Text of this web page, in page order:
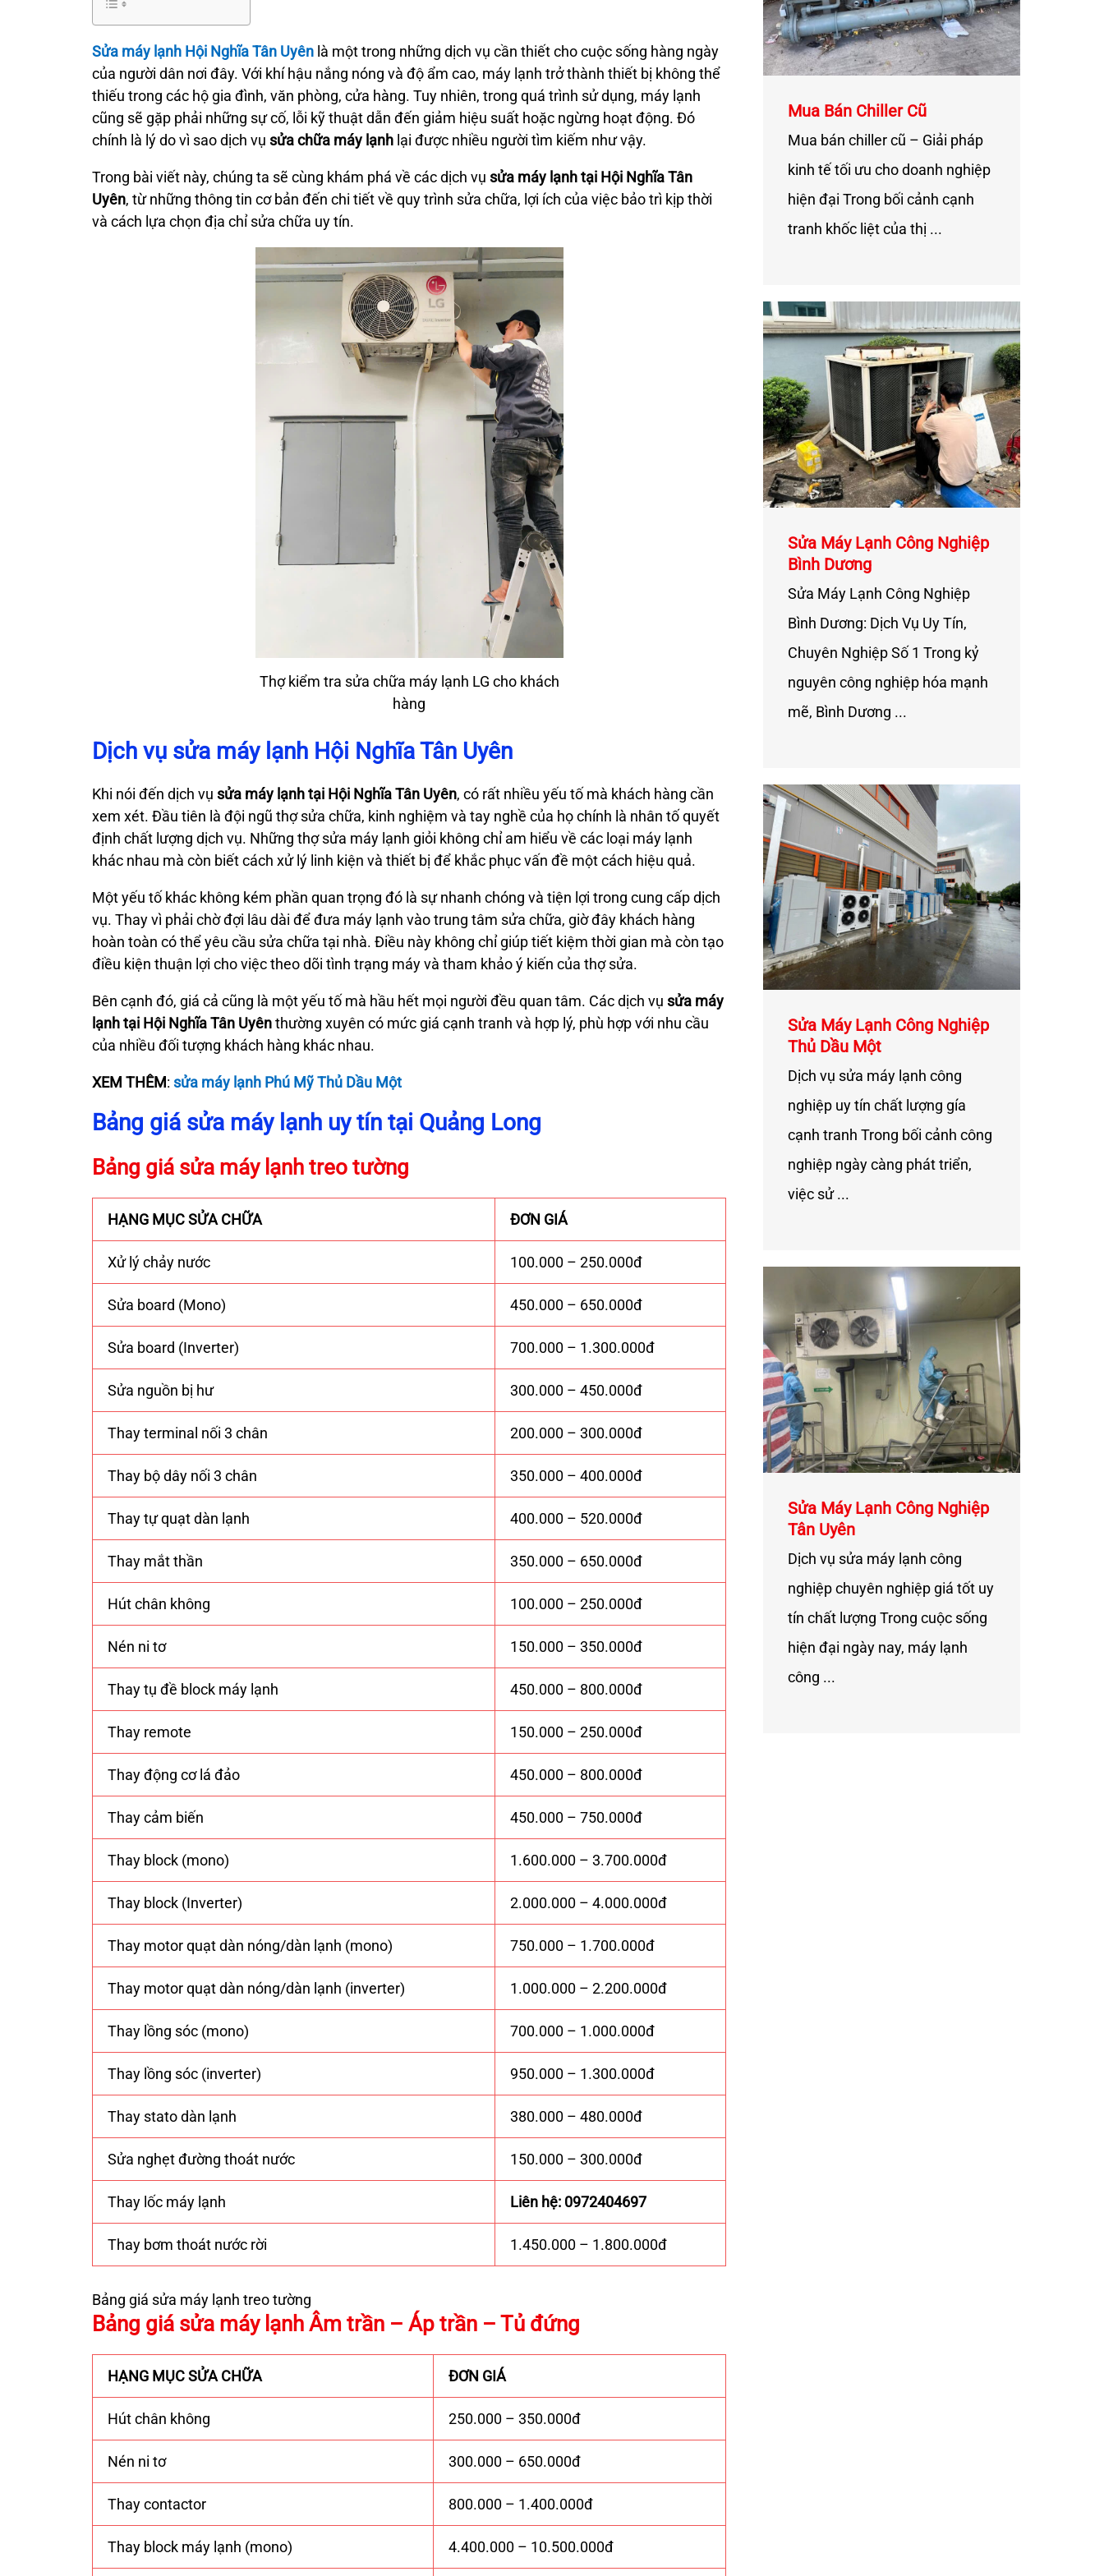
Sửa máy lạnh Hội Nghĩa Tân Uyên là một trong những dịch vụ cần thiết cho cuộc sống hàng ngày
của người dân nơi đây. Với khí hậu nắng nóng và độ ẩm cao, máy lạnh trở thành thiết bị không thể
thiếu trong các hộ gia đình, văn phòng, cửa hàng. Tuy nhiên, trong quá trình sử dụng, máy lạnh
cũng sẽ gặp phải những sự cố, lỗi kỹ thuật dẫn đến giảm hiệu suất hoặc ngừng hoạt động. Đó
chính là lý do vì sao dịch vụ sửa chữa máy lạnh lại được nhiều người tìm kiếm như vậy.
Trong bài viết này, chúng ta sẽ cùng khám phá về các dịch vụ sửa máy lạnh tại Hội Nghĩa Tân
Uyên, từ những thông tin cơ bản đến chi tiết về quy trình sửa chữa, lợi ích của việc bảo trì kịp thời
và cách lựa chọn địa chỉ sửa chữa uy tín.
Thợ kiểm tra sửa chữa máy lạnh LG cho khách
hàng
Dịch vụ sửa máy lạnh Hội Nghĩa Tân Uyên
Khi nói đến dịch vụ sửa máy lạnhtại Hội Nghĩa Tân Uyên, có rất nhiều yếu tố mà khách hàng cần
xem xét. Đầu tiên là đội ngũ thợ sửa chữa, kinh nghiệm và tay nghề của họ chính là nhân tố quyết
định chất lượng dịch vụ. Những thợ sửa máy lạnh giỏi không chỉ am hiểu về các loại máy lạnh
khác nhau mà còn biết cách xử lý linh kiện và thiết bị để khắc phục vấn đề một cách hiệu quả.
Một yếu tố khác không kém phần quan trọng đó là sự nhanh chóng và tiện lợi trong cung cấp dịch
vụ. Thay vì phải chờ đợi lâu dài để đưa máy lạnh vào trung tâm sửa chữa, giờ đây khách hàng
hoàn toàn có thể yêu cầu sửa chữa tại nhà. Điều này không chỉ giúp tiết kiệm thời gian mà còn tạo
điều kiện thuận lợi cho việc theo dõi tình trạng máy và tham khảo ý kiến của thợ sửa.
Bên cạnh đó, giá cả cũng là một yếu tố mà hầu hết mọi người đều quan tâm. Các dịch vụ sửa máy
lạnh tại Hội Nghĩa Tân Uyênthường xuyên có mức giá cạnh tranh và hợp lý, phù hợp với nhu cầu
của nhiều đối tượng khách hàng khác nhau.
XEM THÊM: sửa máy lạnh Phú Mỹ Thủ Dầu Một
Bảng giá sửa máy lạnh uy tín tại Quảng Long
Bảng giá sửa máy lạnh treo tường
HẠNG MỤC SỬA CHỮA ĐƠN GIÁ
Xử lý chảy nước 100.000 – 250.000đ
Sửa board (Mono) 450.000 – 650.000đ
Sửa board (Inverter) 700.000 – 1.300.000đ
Sửa nguồn bị hư 300.000 – 450.000đ
Thay terminal nối 3 chân 200.000 – 300.000đ
Thay bộ dây nối 3 chân 350.000 – 400.000đ
Thay tự quạt dàn lạnh 400.000 – 520.000đ
Thay mắt thần 350.000 – 650.000đ
Hút chân không 100.000 – 250.000đ
Nén ni tơ 150.000 – 350.000đ
Thay tụ đề block máy lạnh 450.000 – 800.000đ
Thay remote 150.000 – 250.000đ
Thay động cơ lá đảo 450.000 – 800.000đ
Thay cảm biến 450.000 – 750.000đ
Thay block (mono) 1.600.000 – 3.700.000đ
Thay block (Inverter) 2.000.000 – 4.000.000đ
Thay motor quạt dàn nóng/dàn lạnh (mono) 750.000 – 1.700.000đ
Thay motor quạt dàn nóng/dàn lạnh (inverter) 1.000.000 – 2.200.000đ
Thay lồng sóc (mono) 700.000 – 1.000.000đ
Thay lồng sóc (inverter) 950.000 – 1.300.000đ
Thay stato dàn lạnh 380.000 – 480.000đ
Sửa nghẹt đường thoát nước 150.000 – 300.000đ
Thay lốc máy lạnh Liên hệ: 0972404697
Thay bơm thoát nước rời 1.450.000 – 1.800.000đ
Bảng giá sửa máy lạnh treo tường
Bảng giá sửa máy lạnh Âm trần – Áp trần – Tủ đứng
HẠNG MỤC SỬA CHỮA ĐƠN GIÁ
Hút chân không 250.000 – 350.000đ
Nén ni tơ 300.000 – 650.000đ
Thay contactor 800.000 – 1.400.000đ
Thay block máy lạnh (mono) 4.400.000 – 10.500.000đ
Mua Bán Chiller Cũ
Mua bán chiller cũ – Giải pháp
kinh tế tối ưu cho doanh nghiệp
hiện đại Trong bối cảnh cạnh
tranh khốc liệt của thị ...
Sửa Máy Lạnh Công Nghiệp
Bình Dương
Sửa Máy Lạnh Công Nghiệp
Bình Dương: Dịch Vụ Uy Tín,
Chuyên Nghiệp Số 1 Trong kỷ
nguyên công nghiệp hóa mạnh
mẽ, Bình Dương ...
Sửa Máy Lạnh Công Nghiệp
Thủ Dầu Một
Dịch vụ sửa máy lạnh công
nghiệp uy tín chất lượng gía
cạnh tranh Trong bối cảnh công
nghiệp ngày càng phát triển,
việc sử ...
Sửa Máy Lạnh Công Nghiệp
Tân Uyên
Dịch vụ sửa máy lạnh công
nghiệp chuyên nghiệp giá tốt uy
tín chất lượng Trong cuộc sống
hiện đại ngày nay, máy lạnh
công ...